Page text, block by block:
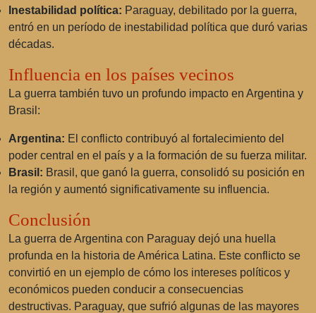
Inestabilidad política: Paraguay, debilitado por la guerra,
entró en un período de inestabilidad política que duró varias
décadas.
Influencia en los países vecinos
La guerra también tuvo un profundo impacto en Argentina y
Brasil:
Argentina: El conflicto contribuyó al fortalecimiento del
poder central en el país y a la formación de su fuerza militar.
Brasil: Brasil, que ganó la guerra, consolidó su posición en
la región y aumentó significativamente su influencia.
Conclusión
La guerra de Argentina con Paraguay dejó una huella
profunda en la historia de América Latina. Este conflicto se
convirtió en un ejemplo de cómo los intereses políticos y
económicos pueden conducir a consecuencias
destructivas. Paraguay, que sufrió algunas de las mayores